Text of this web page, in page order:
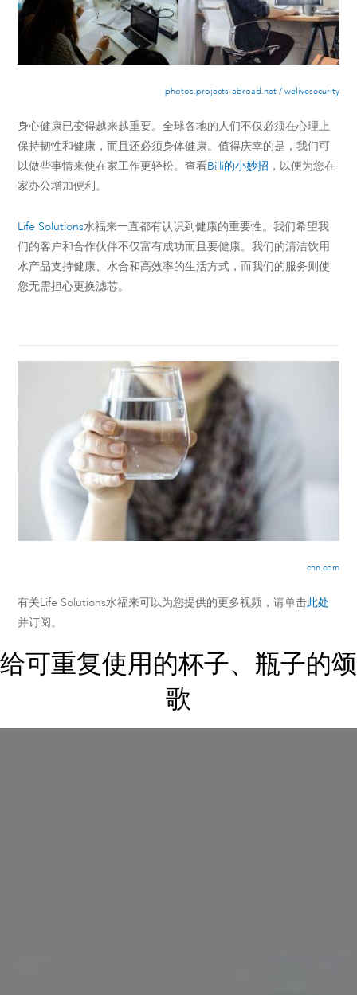
photos.projects-abroad.net / welivesecurity
身心健康已变得越来越重要。全球各地的人们不仅必须在心理上
保持韧性和健康，而且还必须身体健康。值得庆幸的是，我们可
以做些事情来使在家工作更轻松。查看Billi的小妙招 ，以便为您在
家办公增加便利。
Life Solutions水福来一直都有认识到健康的重要性。我们希望我
们的客户和合作伙伴不仅富有成功而且要健康。我们的清洁饮用
水产品支持健康、水合和高效率的生活方式，而我们的服务则使
您无需担心更换滤芯。
cnn.com
有关Life Solutions水福来可以为您提供的更多视频，请单击此处
并订阅。
给可重复使用的杯子、瓶子的颂
歌